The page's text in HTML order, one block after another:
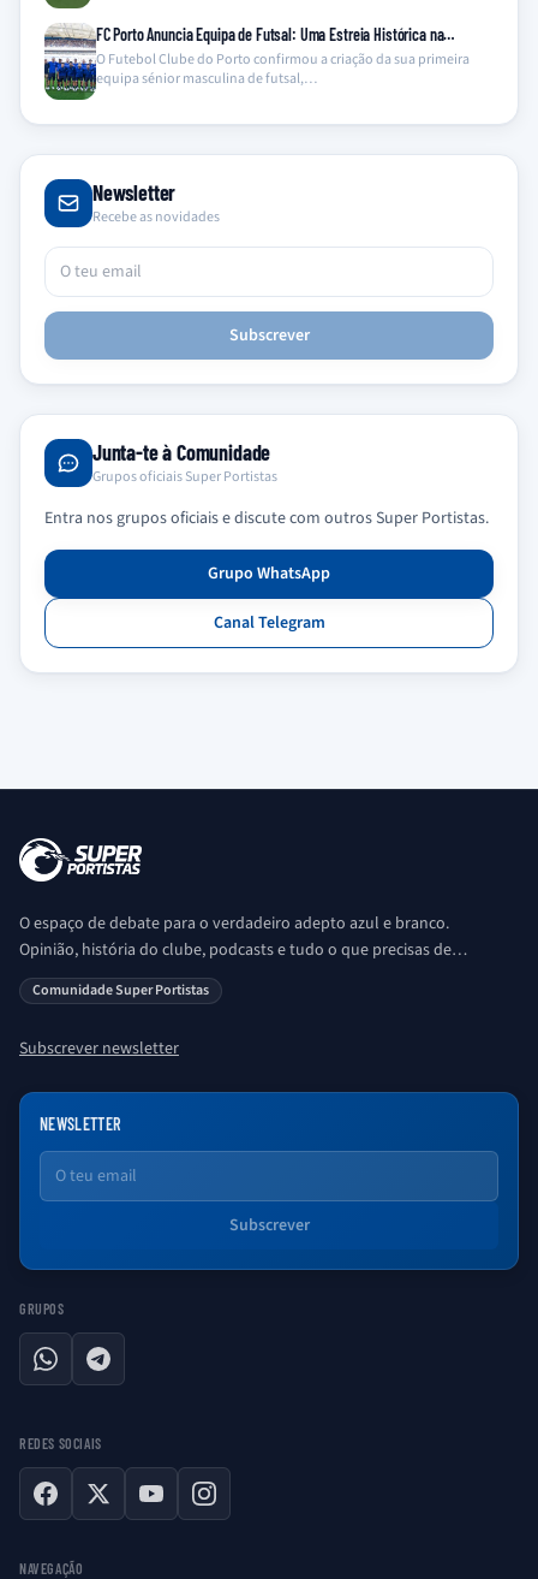
FC Porto Anuncia Equipa de Futsal: Uma Estreia Histórica na…
O Futebol Clube do Porto confirmou a criação da sua primeira
equipa sénior masculina de futsal,…
Newsletter
Recebe as novidades
Subscrever
Junta-te à Comunidade
Grupos oficiais Super Portistas
Entra nos grupos oficiais e discute com outros Super Portistas.
Grupo WhatsApp
Canal Telegram
O espaço de debate para o verdadeiro adepto azul e branco.
Opinião, história do clube, podcasts e tudo o que precisas de
saber sobre o universo Porto. Ser Porto é aqui!
Comunidade Super Portistas
Subscrever newsletter
NEWSLETTER
Email
Subscrever
GRUPOS
WhatsAppTelegram
REDES SOCIAIS
Facebook
X YouTubeInstagram
NAVEGAÇÃO